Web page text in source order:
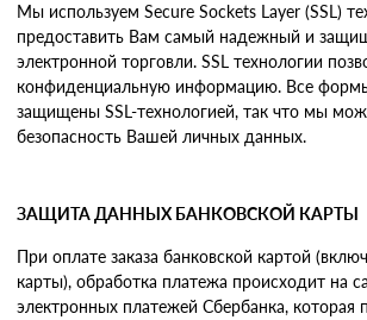
Мы используем Secure Sockets Layer (SSL)
предоставить Вам самый надежный и
электронной торговли. SSL технологии
конфиденциальную информацию. Все
защищены SSL-технологией, так что мы
безопасность Вашей личных данных.
ЗАЩИТА ДАННЫХ БАНКОВСКОЙ КАРТЫ
При оплате заказа банковской картой
карты), обработка платежа происходит на
электронных платежей Сбербанка, которая